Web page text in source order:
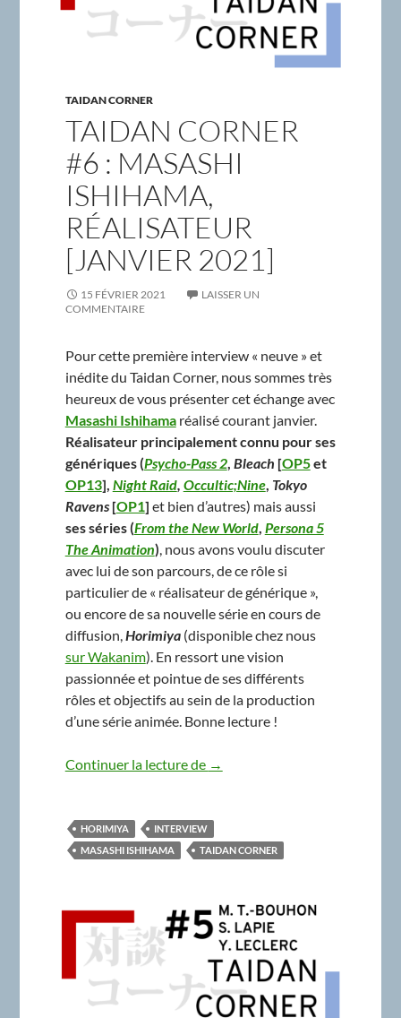
TAIDAN CORNER
TAIDAN CORNER
#6 : MASASHI
ISHIHAMA,
RÉALISATEUR
[JANVIER 2021]
15 FÉVRIER 2021
LAISSER UN
COMMENTAIRE
Pour cette première interview « neuve » et
inédite du Taidan Corner, nous sommes très
heureux de vous présenter cet échange avec
Masashi Ishihamaréalisé courant janvier.
Réalisateur principalement connu pour ses
génériques(Psycho-Pass 2, Bleach [OP5et
OP13], Night Raid, Occultic;Nine, Tokyo
Ravens [OP1] et bien d’autres) mais aussi
ses séries(From the New World, Persona 5
The Animation), nous avons voulu discuter
avec lui de son parcours, de ce rôle si
particulier de « réalisateur de générique »,
ou encore de sa nouvelle série en cours de
diffusion,Horimiya (disponible chez nous
sur Wakanim). En ressort une vision
passionnée et pointue de ses différents
rôles et objectifs au sein de la production
d’une série animée. Bonne lecture !
Continuer la lecture de Taidan Corner #6 : Masashi
→
HORIMIYA
INTERVIEW
MASASHI ISHIHAMA
TAIDAN CORNER